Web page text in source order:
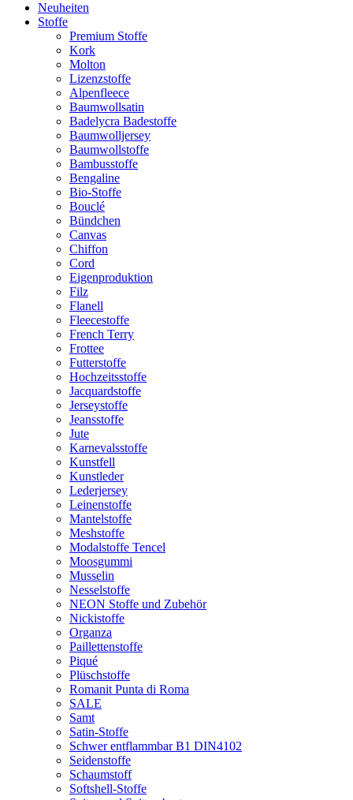
Neuheiten
Stoffe
Premium Stoffe
Kork
Molton
Lizenzstoffe
Alpenfleece
Baumwollsatin
Badelycra Badestoffe
Baumwolljersey
Baumwollstoffe
Bambusstoffe
Bengaline
Bio-Stoffe
Bouclé
Bündchen
Canvas
Chiffon
Cord
Eigenproduktion
Filz
Flanell
Fleecestoffe
French Terry
Frottee
Futterstoffe
Hochzeitsstoffe
Jacquardstoffe
Jerseystoffe
Jeansstoffe
Jute
Karnevalsstoffe
Kunstfell
Kunstleder
Lederjersey
Leinenstoffe
Mantelstoffe
Meshstoffe
Modalstoffe Tencel
Moosgummi
Musselin
Nesselstoffe
NEON Stoffe und Zubehör
Nickistoffe
Organza
Paillettenstoffe
Piqué
Plüschstoffe
Romanit Punta di Roma
SALE
Samt
Satin-Stoffe
Schwer entflammbar B1 DIN4102
Seidenstoffe
Schaumstoff
Softshell-Stoffe